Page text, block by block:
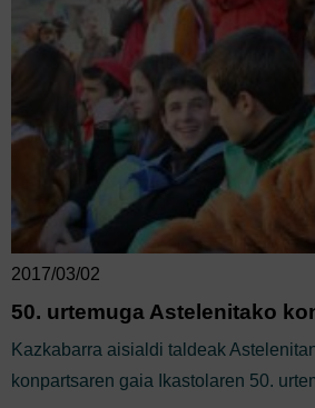
2017/03/02
50. urtemuga Astelenitako
Kazkabarra aisialdi taldeak
konpartsaren gaia Ikastolaren 50.